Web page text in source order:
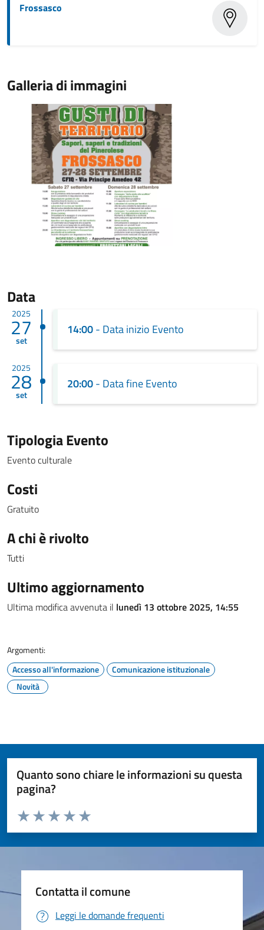
Frossasco
Galleria di immagini
Data
2025
27
set
14:00- Data inizio Evento
2025
28
set
20:00- Data fine Evento
Tipologia Evento
Evento culturale
Costi
Gratuito
A chi è rivolto
Tutti
Ultimo aggiornamento
Ultima modifica avvenuta il lunedì 13 ottobre 2025, 14:55
Argomenti:
Accesso all'informazione
Comunicazione istituzionale
Novità
Quanto sono chiare le informazioni su questa
pagina?
Valuta da 1 a 5 stelle la pagina
Valuta 5 stelle su 5
Valuta 4 stelle su 5
Valuta 3 stelle su 5
Valuta 2 stelle su 5
Valuta 1 stelle su 5
Contatta il comune
Leggi le domande frequenti